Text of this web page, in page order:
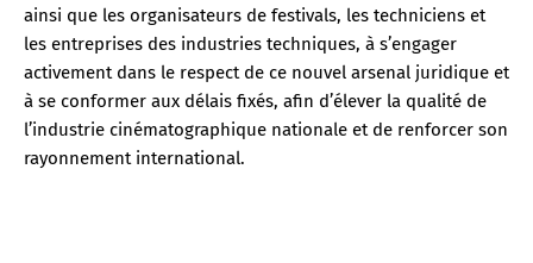
ainsi que les organisateurs de festivals, les techniciens et
les entreprises des industries techniques, à s’engager
activement dans le respect de ce nouvel arsenal juridique et
à se conformer aux délais fixés, afin d’élever la qualité de
l’industrie cinématographique nationale et de renforcer son
rayonnement international.